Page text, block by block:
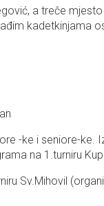
a treče
kadetkinjama
-ke i seniore-ke.
na 1.turniru
Sv.Mihovil